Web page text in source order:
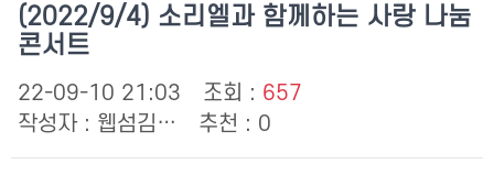
(2022/9/4) 소리엘과 함께하는 사랑 나눔
콘서트
22-09-10 21:03 조회 : 657
작성자 : 웹섬김… 추천 : 0